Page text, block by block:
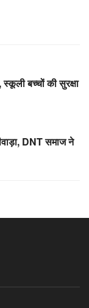
स्कूली बच्चों की सुरक्षा
DNT समाज ने